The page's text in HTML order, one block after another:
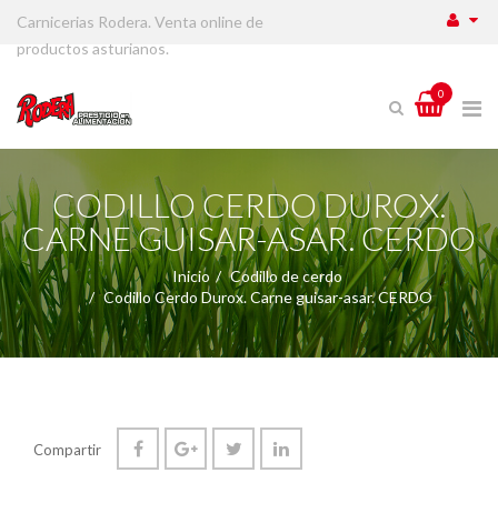
Carnicerias Rodera. Venta online de
productos asturianos.
0
CODILLO CERDO DUROX.
CARNE GUISAR-ASAR. CERDO
Inicio
Codillo de cerdo
Codillo Cerdo Durox. Carne guisar-asar. CERDO
Compartir